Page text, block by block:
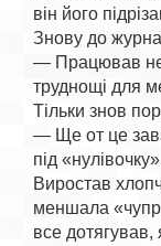
він його
Знову до
— Працював
труднощі для
Тільки знов
— Ще от це
під
Виростав
меншала
все дотягував,